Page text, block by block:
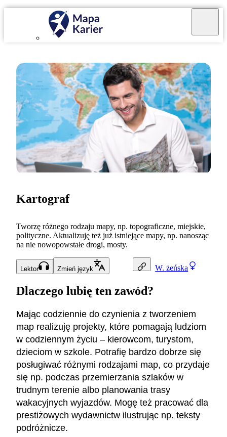
W. żeńska
Kartograf
Tworzę różnego rodzaju mapy, np. topograficzne, miejskie,
polityczne. Aktualizuję też już istniejące mapy, np. nanosząc
na nie nowopowstałe drogi, mosty.
Lektor Zmień język
Dlaczego lubię ten zawód?
Mając codziennie do czynienia z tworzeniem
map realizuję projekty, które pomagają ludziom
w codziennym życiu – kierowcom, turystom,
dzieciom w szkole. Potrafię bardzo dobrze się
posługiwać różnymi rodzajami map, co przydaje
się np. podczas przemierzania szlaków w
trudnym terenie albo planowania trasy
wakacyjnych wyjazdów. Mogę też pracować dla
prestiżowych wydawnictw ilustrując np. teksty
podróżnicze.